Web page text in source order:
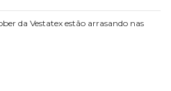
da Vestatex estão arrasando nas